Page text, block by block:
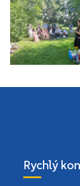
Rychlý